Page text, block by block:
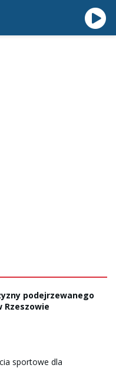
podejrzewanego
Rzeszowie
sportowe dla